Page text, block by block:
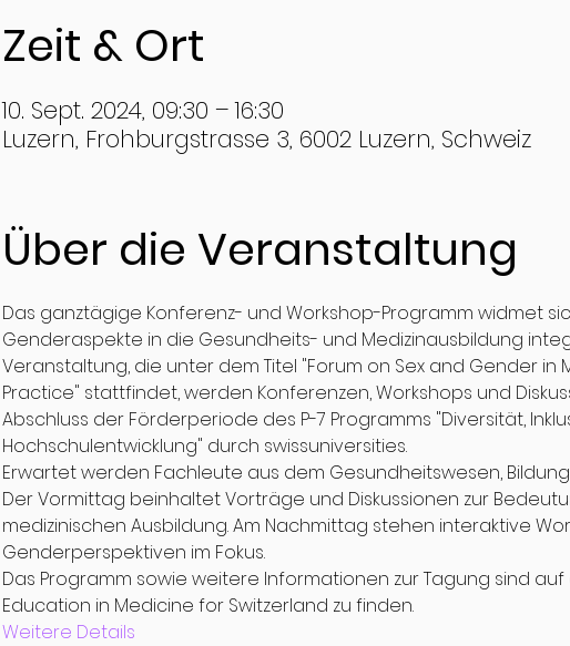
Zeit & Ort
10. Sept. 2024, 09:30 – 16:30
Luzern, Frohburgstrasse 3, 6002 Luzern, Schweiz
Über die Veranstaltung
Das ganztägige Konferenz- und Workshop-Programm widmet
Genderaspekte in die Gesundheits- und Medizinausbildung
Veranstaltung, die unter dem Titel "Forum on Sex and Gender in
Practice" stattfindet, werden Konferenzen, Workshops und
Abschluss der Förderperiode des P-7 Programms "Diversität,
Hochschulentwicklung" durch swissuniversities.
Erwartet werden Fachleute aus dem Gesundheitswesen,
Der Vormittag beinhaltet Vorträge und Diskussionen zur
medizinischen Ausbildung. Am Nachmittag stehen interaktive
Genderperspektiven im Fokus.
Das Programm sowie weitere Informationen zur Tagung sind
Education in Medicine for Switzerland zu finden.
Weitere Details